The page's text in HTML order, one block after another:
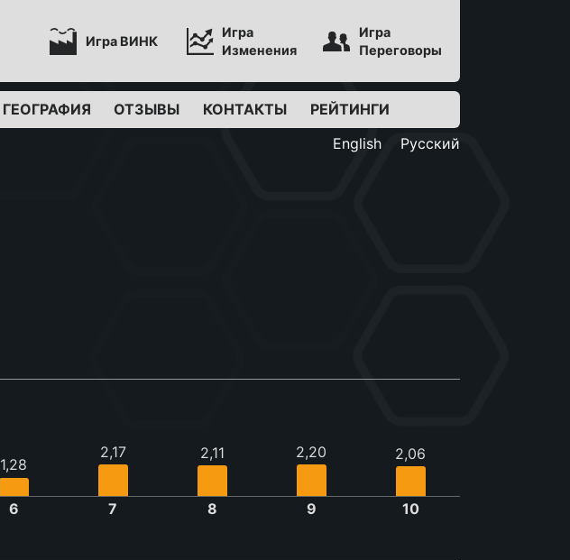
Игра ВИНК
Игра
Изменения
Игра
Переговоры
ГЕОГРАФИЯ ОТЗЫВЫ КОНТАКТЫ
РЕЙТИНГИ
English
Русский
1,28
6
2,17
7
2,11
8
2,20
9
2,06
10